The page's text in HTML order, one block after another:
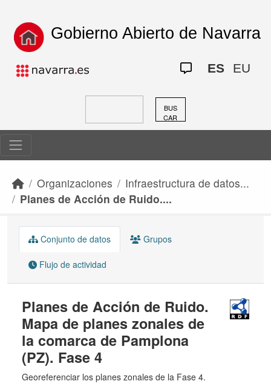
Gobierno Abierto de Navarra
ES EU
BUS
CAR
Organizaciones
Infraestructura de datos...
Planes de Acción de Ruido....
Conjunto de datos Grupos
Flujo de actividad
Planes de Acción de Ruido.
Mapa de planes zonales de
la comarca de Pamplona
(PZ). Fase 4
Georeferenciar los planes zonales de la Fase 4.